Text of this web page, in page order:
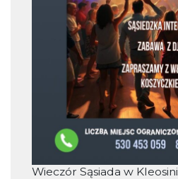
Wieczór Sąsiada w